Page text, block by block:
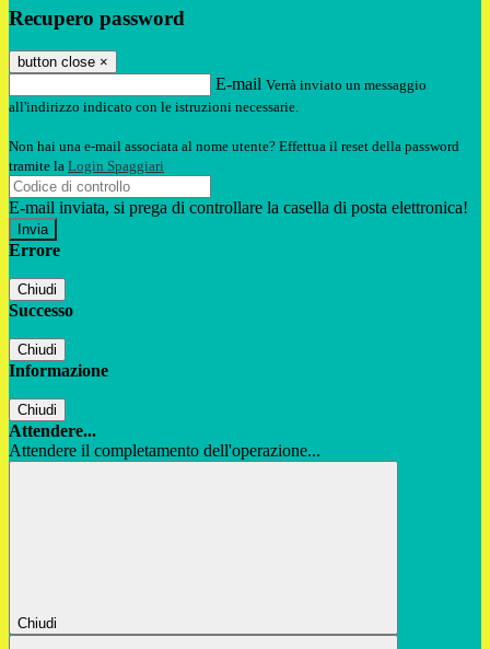
Recupero password
button close ×
E-mail Verrà inviato un messaggio
all'indirizzo indicato con le istruzioni necessarie.
Non hai una e-mail associata al nome utente? Effettua il reset della password
tramite la Login Spaggiari
E-mail inviata, si prega di controllare la casella di posta elettronica!
Errore
Chiudi
Successo
Chiudi
Informazione
Chiudi
Attendere...
Attendere il completamento dell'operazione...
Chiudi